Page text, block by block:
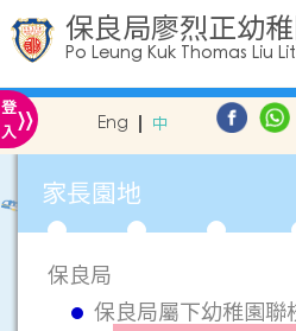
保良局廖烈正幼
Po Leung Kuk Thomas Liu
登
入» Eng 中
家長園地
保良局
保良局屬下幼稚園聯